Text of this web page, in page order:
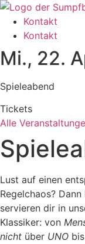
Zum
Inhalt
wechseln
Kontakt
Kontakt
Mi., 22.
Spieleabend
Tickets
Alle
Lust auf einen
Regelchaos?
servieren dir in
Klassiker: von
nicht über UNO bis